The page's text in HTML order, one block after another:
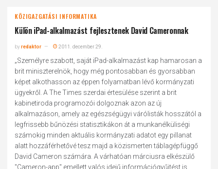
KÖZIGAZGATÁSI INFORMATIKA
Külön iPad-alkalmazást fejlesztenek David Cameronnak
byredaktor 2011. december 29.
„Személyre szabott, saját iPad-alkalmazást kap hamarosan a
brit miniszterelnök, hogy még pontosabban és gyorsabban
képet alkothasson az éppen folyamatban lévő kormányzati
ügyekről. A The Times szerdai értesülése szerint a brit
kabinetiroda programozói dolgoznak azon az új
alkalmazáson, amely az egészségügyi várólisták hosszától a
legfrissebb bűnözési statisztikákon át a munkanélküliségi
számokig minden aktuális kormányzati adatot egy pillanat
alatt hozzáférhetővé tesz majd a közismerten táblagépfüggő
David Cameron számára. A várhatóan márciusra elkészülő
"Cameron-app" emellett valós idejű információgyűjtést is